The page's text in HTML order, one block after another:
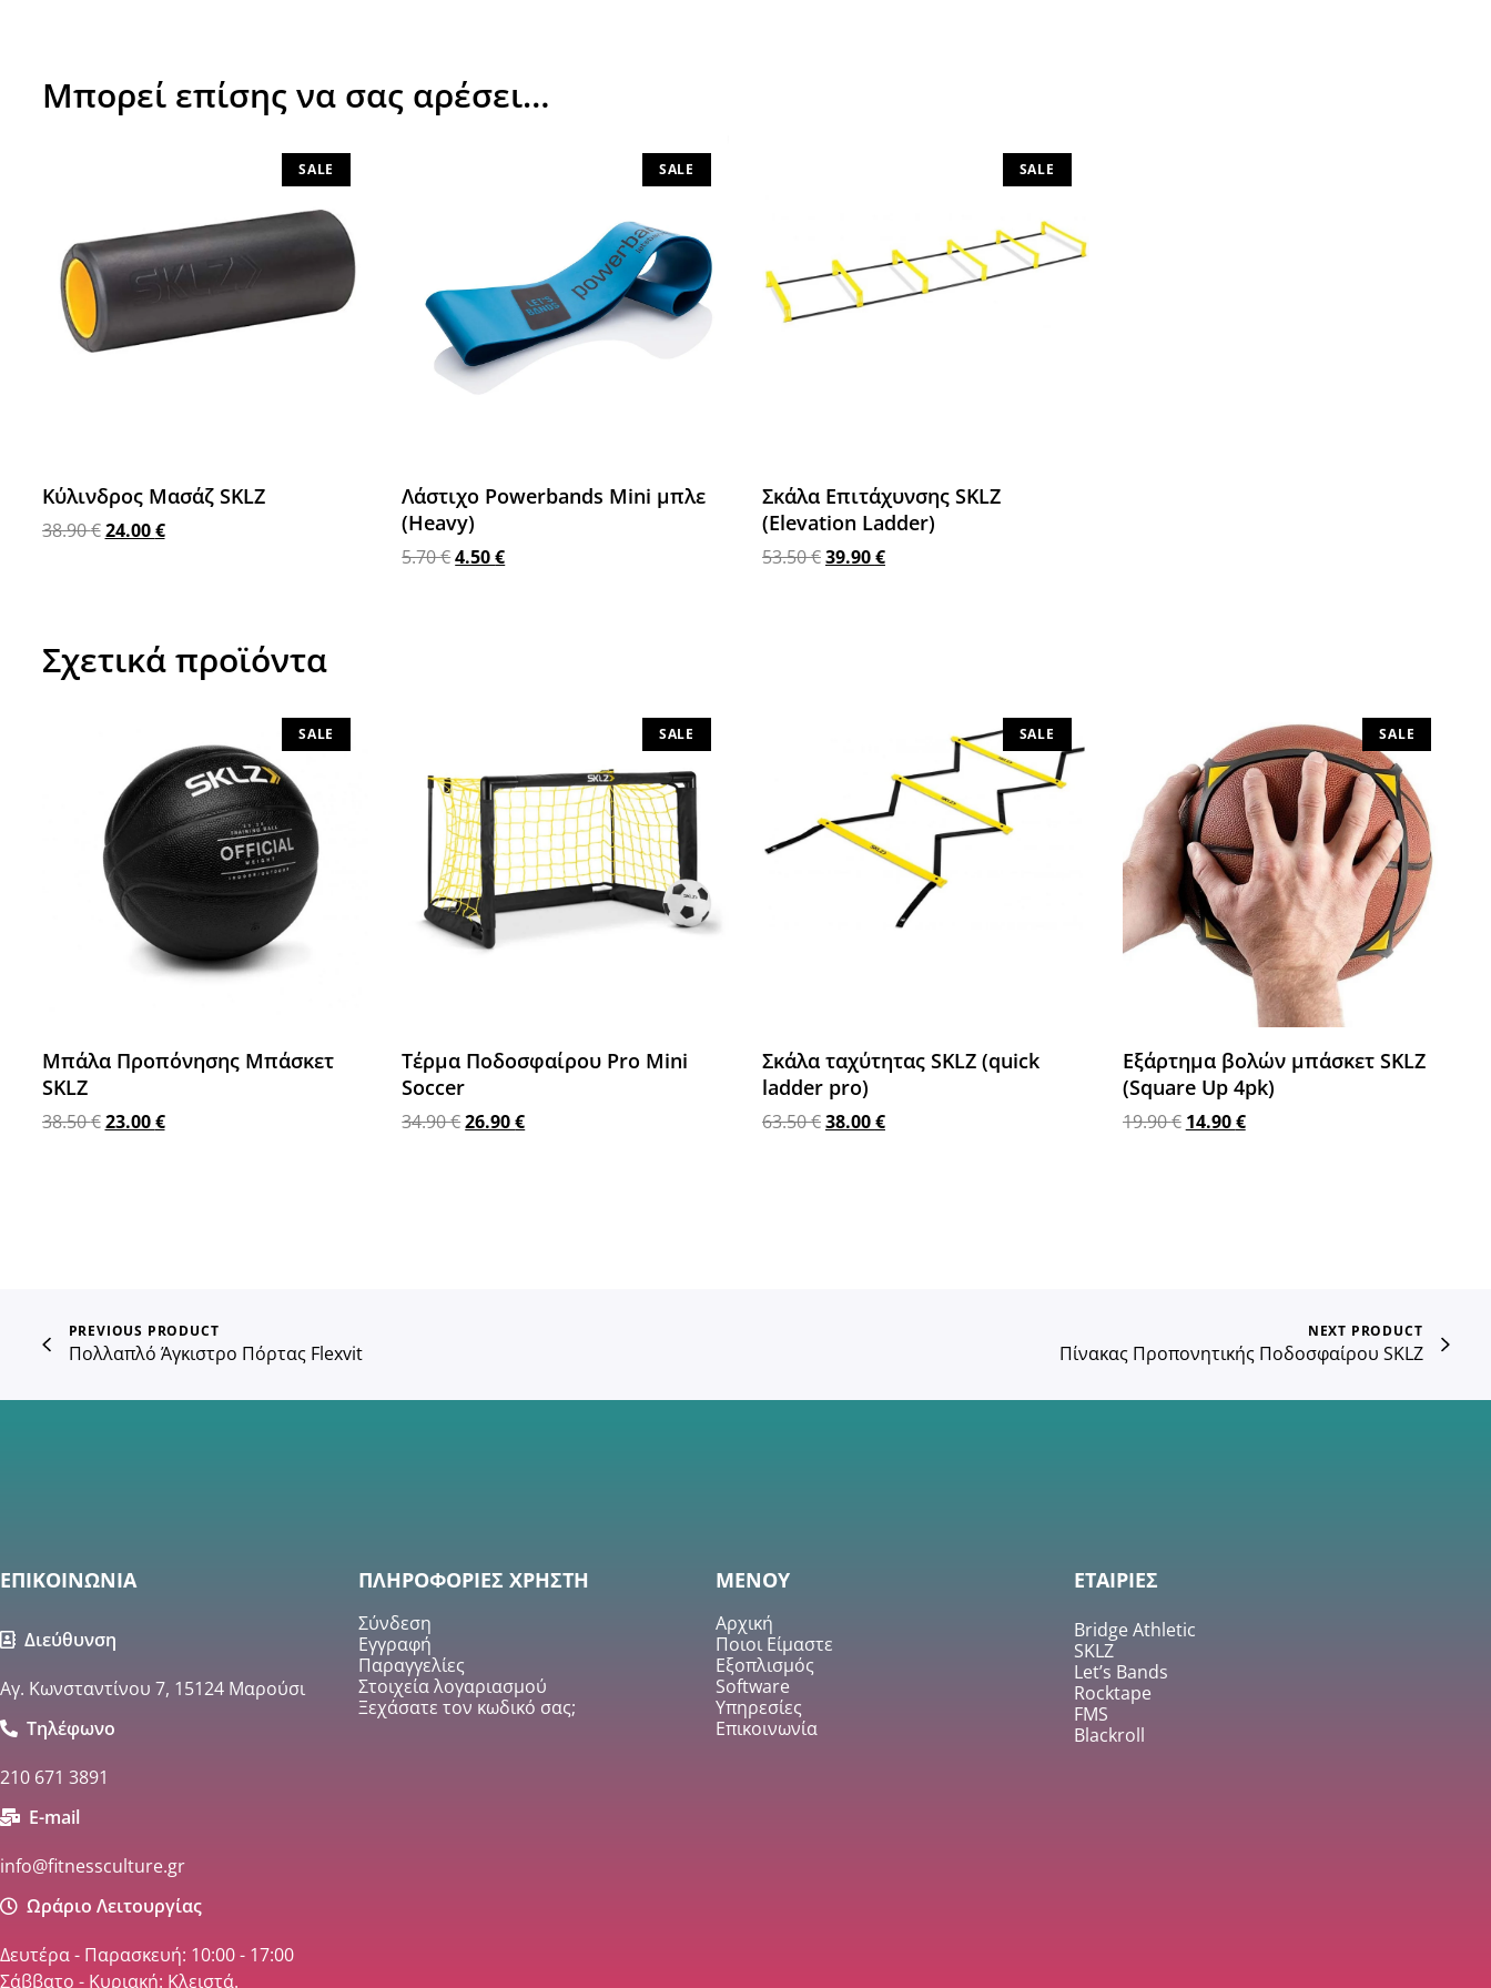
Μπορεί επίσης να σας αρέσει…
SALE
Κύλινδρος Μασάζ SKLZ
38.90€ 24.00€
SALE
Λάστιχο Powerbands Mini μπλε
(Heavy)
5.70€4.50€
SALE
Σκάλα Επιτάχυνσης SKLZ
(Elevation Ladder)
53.50€39.90€
Σχετικά προϊόντα
SALE
Μπάλα Προπόνησης Μπάσκετ
SKLZ
38.50€ 23.00€
SALE
Τέρμα Ποδοσφαίρου Pro Mini
Soccer
34.90€26.90€
SALE
Σκάλα ταχύτητας SKLZ (quick
ladder pro)
63.50€38.00€
SALE
Εξάρτημα βολών μπάσκετ SKLZ
(Square Up 4pk)
19.90€ 14.90€
PREVIOUS PRODUCT
Πολλαπλό Άγκιστρο Πόρτας Flexvit
NEXT PRODUCT
Πίνακας Προπονητικής Ποδοσφαίρου SKLZ
ΕΠΙΚΟΙΝΩΝΙΑ
Διεύθυνση
Αγ. Κωνσταντίνου 7, 15124 Μαρούσι
Τηλέφωνο
210 671 3891
E-mail
info@fitnessculture.gr
Ωράριο Λειτουργίας
Δευτέρα - Παρασκευή: 10:00 - 17:00
Σάββατο - Κυριακή: Κλειστά.
ΠΛΗΡΟΦΟΡΙΕΣ ΧΡΗΣΤΗ
Σύνδεση
Εγγραφή
Παραγγελίες
Στοιχεία λογαριασμού
Ξεχάσατε τον κωδικό σας;
ΜΕΝΟΥ
Αρχική
Ποιοι Είμαστε
Εξοπλισμός
Software
Υπηρεσίες
Επικοινωνία
ΕΤΑΙΡΙΕΣ
Bridge Athletic
SKLZ
Let’s Bands
Rocktape
FMS
Blackroll